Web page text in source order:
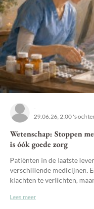
-
29.06.26, 2:00 's
Wetenschap: Stoppen
is óók goede zorg
Patiënten in de laatste
verschillende medicijnen.
klachten te verlichten,
Lees meer